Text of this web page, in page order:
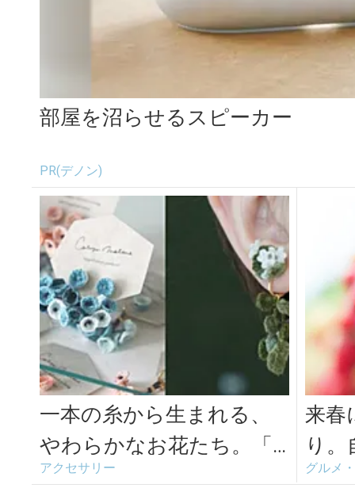
部屋を沼らせるスピーカー
PR(デノン)
一本の糸から生まれる、
やわらかなお花たち。「c
otoyo matsue」のアクセ...
アクセサリー
来春
り
しさ
グルメ